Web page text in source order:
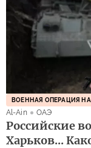
ВОЕННАЯ ОПЕРАЦИЯ
Al-Ain ОАЭ
Российские
Харьков...